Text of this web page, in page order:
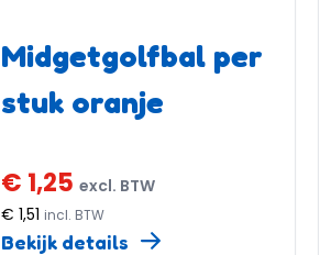
Midgetgolfbal per
stuk oranje
€ 1,25 excl. BTW
€ 1,51 incl. BTW
Bekijk details